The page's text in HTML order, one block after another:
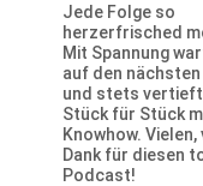
Jede Folge so
herzerfrisched
Mit Spannung
auf den
und stets
Stück für Stück
Knowhow. Vielen,
Dank für diesen
Podcast!